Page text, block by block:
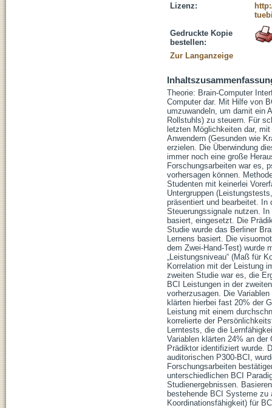
Lizenz:
Gedruckte Kopie
bestellen:
Zur Langanzeige
Theorie: Brain-Computer
Computer dar. Mit Hilfe von
umzuwandeln, um damit ein
Rollstuhls) zu steuern. Für
letzten Möglichkeiten dar,
Anwendern (Gesunden wie
erzielen. Die Überwindung
immer noch eine große
Forschungsarbeiten war es,
vorhersagen können.
Studenten mit keinerlei
Untergruppen
präsentiert und bearbeitet.
Steuerungssignale nutzen.
basiert, eingesetzt. Die
Studie wurde das Berliner
Lernens basiert. Die
dem Zwei-Hand-Test) wurde
„Leistungsniveau“ (Maß für
Korrelation mit der Leistung
zweiten Studie war es, die
BCI Leistungen in der
vorherzusagen. Die
klärten hierbei fast 20% der
Leistung mit einem
korrelierte der
Lerntests, die die
Variablen klärten 24% an
Prädiktor identifiziert wurde.
auditorischen P300-BCI,
Forschungsarbeiten
unterschiedlichen BCI
Studienergebnissen.
bestehende BCI Systeme zu
Koordinationsfähigkeit) für